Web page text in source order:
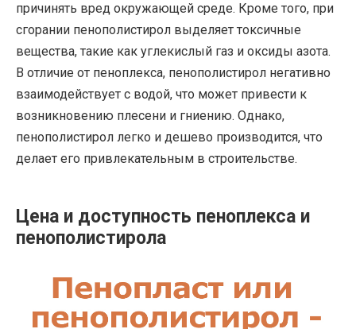
причинять вред окружающей среде. Кроме того, при
сгорании пенополистирол выделяет токсичные
вещества, такие как углекислый газ и оксиды азота.
В отличие от пеноплекса, пенополистирол негативно
взаимодействует с водой, что может привести к
возникновению плесени и гниению. Однако,
пенополистирол легко и дешево производится, что
делает его привлекательным в строительстве.
Цена и доступность пеноплекса и
пенополистирола